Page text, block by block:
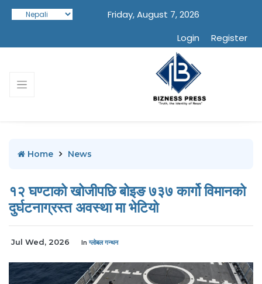
Friday, August 7, 2026
Login
Register
Home News
१२ घण्टाको खोजीपछि बोइङ ७३७ कार्गो विमानको
दुर्घटनाग्रस्त अवस्था मा भेटियो
Jul Wed, 2026 In ग्लोबल गन्थन